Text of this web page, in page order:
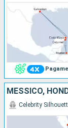
MESSICO,
Celebrity